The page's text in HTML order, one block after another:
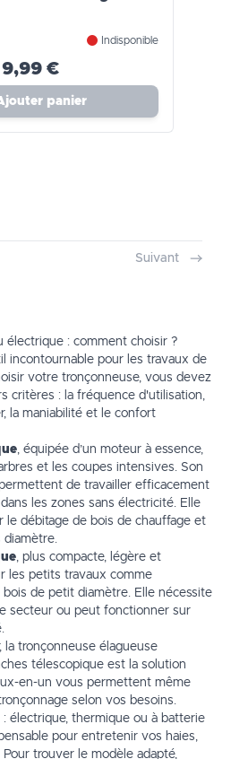
Indisponible
9,99 €
panier
Suivant
électrique : comment choisir ?
incontournable pour les travaux de
votre tronçonneuse, vous devez
critères : la fréquence d'utilisation,
la maniabilité et le confort
, équipée d’un moteur à essence,
et les coupes intensives. Son
de travailler efficacement
les zones sans électricité. Elle
débitage de bois de chauffage et
diamètre.
, plus compacte, légère et
les petits travaux comme
bois de petit diamètre. Elle nécessite
secteur ou peut fonctionner sur
la tronçonneuse élagueuse
télescopique est la solution
en-un vous permettent même
selon vos besoins.
électrique, thermique ou à batterie
pour entretenir vos haies,
trouver le modèle adapté,